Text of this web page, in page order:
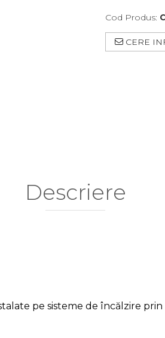
Cod Produs:
CERE
Descriere
pe sisteme de încălzire prin